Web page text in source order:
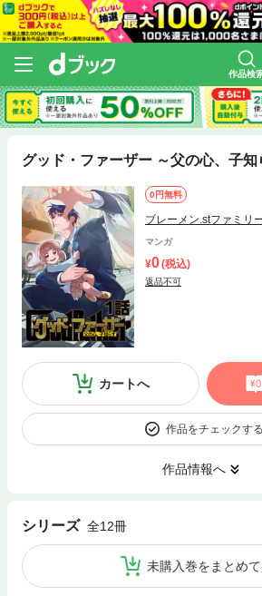
作品検
グッド・ファーザー ～父の心、子知
0円無料
ブレーメン.stファミリ
マンガ
0(税込)
返品不可
カートへ
作品をチェックする
作品情報へ
シリーズ 全12冊
未購入巻をまとめて